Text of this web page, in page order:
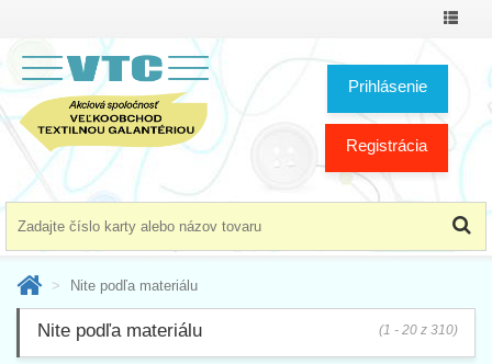
Prepnúť
Prihlásenie
Registrácia
Nite podľa materiálu
Nite podľa materiálu (1 - 20 z 310)